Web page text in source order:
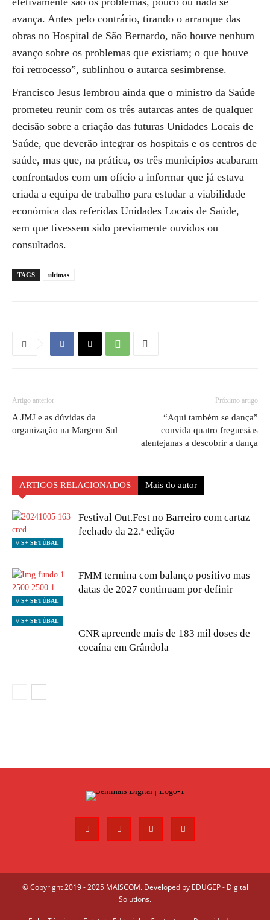
avança. Antes pelo contrário, tirando o arranque das
obras no Hospital de São Bernardo, não houve nenhum
avanço sobre os problemas que existiam; o que houve
foi retrocesso”, sublinhou o autarca sesimbrense.
Francisco Jesus lembrou ainda que o ministro da Saúde
prometeu reunir com os três autarcas antes de qualquer
decisão sobre a criação das futuras Unidades Locais de
Saúde, que deverão integrar os hospitais e os centros de
saúde, mas que, na prática, os três municípios acabaram
confrontados com um ofício a informar que já estava
criada a equipa de trabalho para estudar a viabilidade
económica das referidas Unidades Locais de Saúde,
sem que tivessem sido previamente ouvidos ou
consultados.
TAGS ultimas
Artigo anterior
A JMJ e as dúvidas da
organização na Margem Sul
Próximo artigo
“Aqui também se dança”
convida quatro freguesias
alentejanas a descobrir a dança
ARTIGOS RELACIONADOS Mais do autor
// S+ SETÚBAL
Festival Out.Fest no Barreiro com cartaz
fechado da 22.ª edição
// S+ SETÚBAL
FMM termina com balanço positivo mas
datas de 2027 continuam por definir
// S+ SETÚBAL
GNR apreende mais de 183 mil doses de
cocaína em Grândola
© Copyright 2019 - 2025 MAISCOM. Developed by EDUGEP - Digital
Solutions.